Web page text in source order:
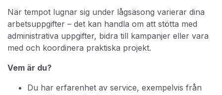
När tempot lugnar sig under lågsäsong varierar dina
arbetsuppgifter – det kan handla om att stötta med
administrativa uppgifter, bidra till kampanjer eller vara
med och koordinera praktiska projekt.
Vem är du?
Du har erfarenhet av service, exempelvis från